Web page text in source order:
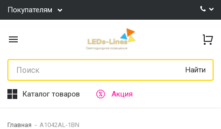
Покупателям
Найти
Каталог товаров Акция
Главная A1042AL-1BN